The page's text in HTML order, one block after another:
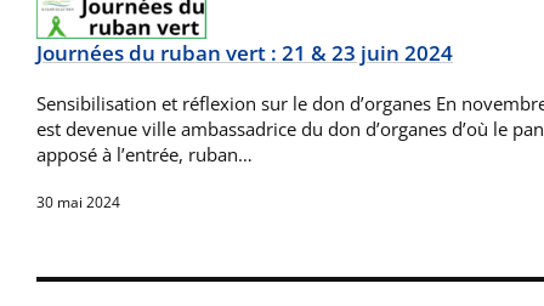
Journées du ruban vert : 21 & 23 juin 2024
Sensibilisation et réflexion sur le don d’organes En
est devenue ville ambassadrice du don d’organes d’où le
apposé à l’entrée, ruban…
30 mai 2024